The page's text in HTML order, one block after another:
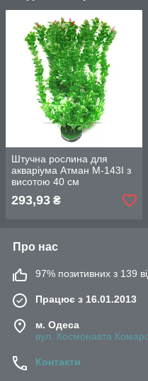
Штучна рослина для
акваріума Атман M-143I з
висотою 40 см
293,93 ₴
Про нас
97% позитивних з 139
Працює з 16.01.2013
м. Одеса
вул. Космонавта
Контакти